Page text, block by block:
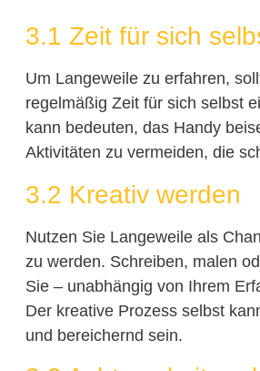
3.1 Zeit für sich
Um Langeweile zu erfahren,
regelmäßig Zeit für sich selbst
kann bedeuten, das Handy
Aktivitäten zu vermeiden, die
3.2 Kreativ werden
Nutzen Sie Langeweile als
zu werden. Schreiben, malen
Sie – unabhängig von Ihrem
Der kreative Prozess selbst
und bereichernd sein.